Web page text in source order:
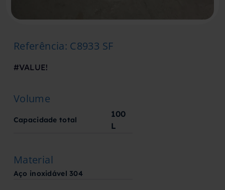
Referência: C8933 SF
#VALUE!
Volume
Capacidade total
100
L
Material
Aço inoxidável 304